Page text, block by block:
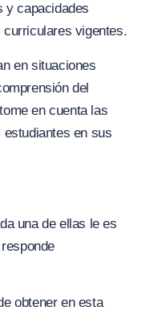
y capacidades
curriculares vigentes.
en situaciones
del
en cuenta las
en sus
una de ellas le es
obtener en esta